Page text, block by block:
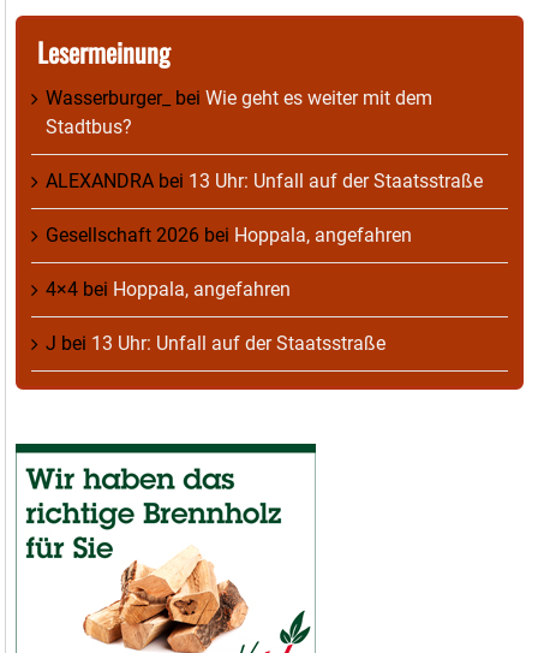
Lesermeinung
Wasserburger_ bei Wie geht es weiter mit dem
Stadtbus?
ALEXANDRA bei 13 Uhr: Unfall auf der Staatsstraße
Gesellschaft 2026 bei Hoppala, angefahren
4×4 bei Hoppala, angefahren
J bei 13 Uhr: Unfall auf der Staatsstraße